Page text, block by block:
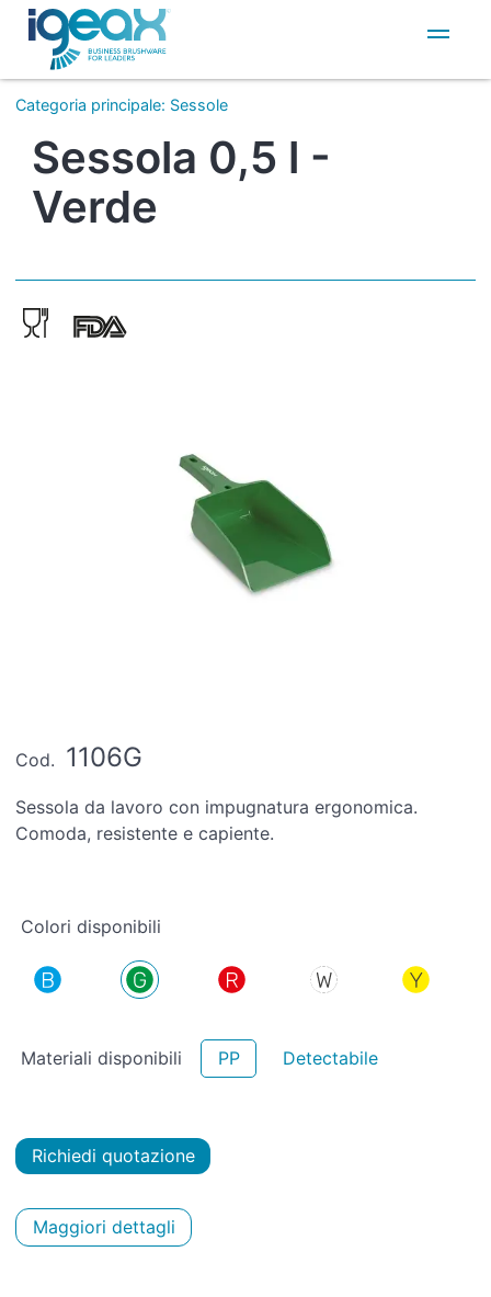
IT
EN
Categoria principale: Sessole
Sessola 0,5 l -
Verde
Cod. 1106G
Sessola da lavoro con impugnatura ergonomica.
Comoda, resistente e capiente.
Colori disponibili
Materiali disponibili PP Detectabile
Richiedi quotazione
Maggiori dettagli